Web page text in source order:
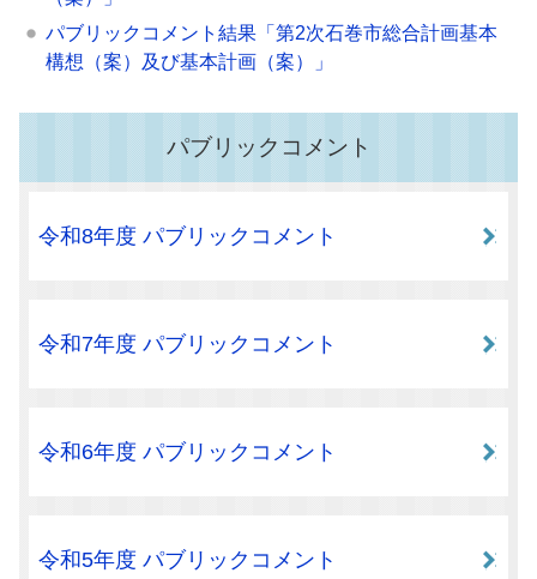
パブリックコメント結果「第2次石巻市総合計画基本
構想（案）及び基本計画（案）」
パブリックコメント
令和8年度 パブリックコメント
令和7年度 パブリックコメント
令和6年度 パブリックコメント
令和5年度 パブリックコメント